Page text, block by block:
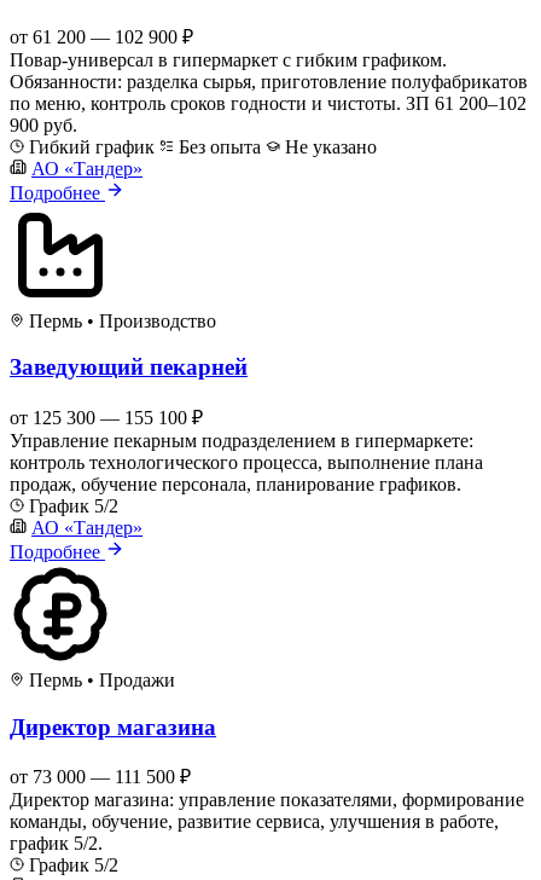
от 61 200 — 102 900 ₽
Повар-универсал в гипермаркет с гибким графиком.
Обязанности: разделка сырья, приготовление полуфабрикатов
по меню, контроль сроков годности и чистоты. ЗП 61 200–102
900 руб.
Гибкий график
Без опыта
Не указано
АО «Тандер»
Подробнее
Пермь • Производство
Заведующий пекарней
от 125 300 — 155 100 ₽
Управление пекарным подразделением в гипермаркете:
контроль технологического процесса, выполнение плана
продаж, обучение персонала, планирование графиков.
График 5/2
АО «Тандер»
Подробнее
Пермь • Продажи
Директор магазина
от 73 000 — 111 500 ₽
Директор магазина: управление показателями, формирование
команды, обучение, развитие сервиса, улучшения в работе,
график 5/2.
График 5/2